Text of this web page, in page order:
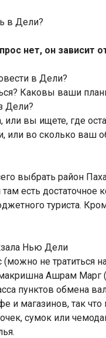
в Дели?
нет, он зависит
в Дели?
Каковы ваши
Дели?
или вы ищете, где
или во сколько ваш
выбрать район
есть достаточное
туриста.
Нью Дели
(можно не тратиться
Ашрам Марг
пунктов обмена
и магазинов, так
сумок или